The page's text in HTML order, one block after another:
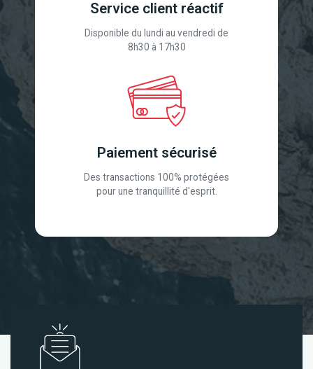
Service client réactif
Disponible du lundi au vendredi de
8h30 à 17h30
Paiement sécurisé
Des transactions 100% protégées
pour une tranquillité d'esprit.